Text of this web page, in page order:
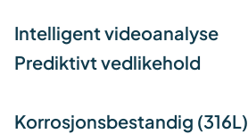
Intelligent videoanalyse
Prediktivt vedlikehold
Korrosjonsbestandig (316L)